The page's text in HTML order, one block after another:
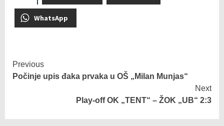
WhatsApp
Previous
Počinje upis đaka prvaka u OŠ „Milan Munjas“
Next
Play-off OK „TENT“ – ŽOK „UB“ 2:3